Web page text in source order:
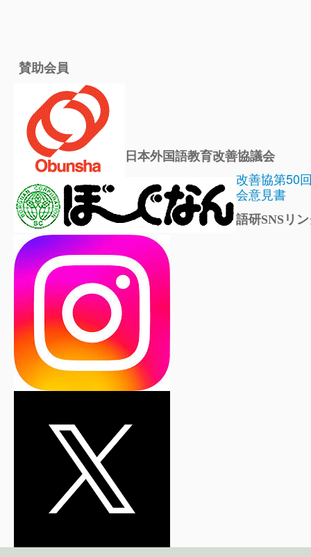
賛助会員
日本外国語教育改善協議会
改善協第50
会意見書
語研SNSリ